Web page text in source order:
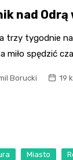
nad Odrą
trzy tygodnie na
miło spędzić
Borucki 19
Miasto